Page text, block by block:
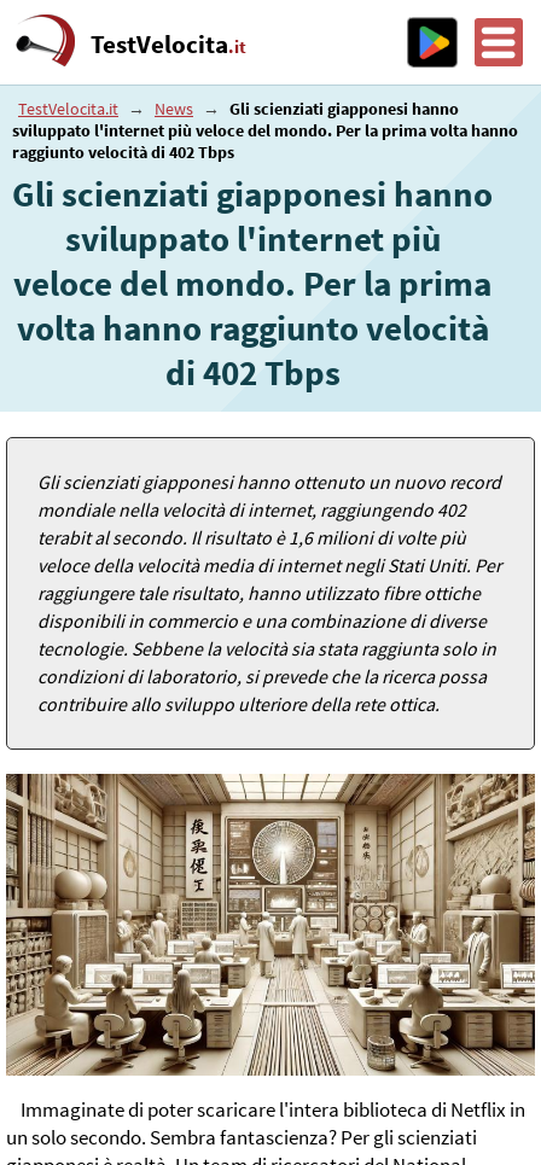
TestVelocita.it
TestVelocita.it → News →
Gli scienziati giapponesi hanno
sviluppato l'internet più veloce del mondo. Per la prima volta hanno
raggiunto velocità di 402 Tbps
Gli scienziati giapponesi hanno
sviluppato l'internet più
veloce del mondo. Per la prima
volta hanno raggiunto velocità
di 402 Tbps
Gli scienziati giapponesi hanno ottenuto un nuovo record
mondiale nella velocità di internet, raggiungendo 402
terabit al secondo. Il risultato è 1,6 milioni di volte più
veloce della velocità media di internet negli Stati Uniti. Per
raggiungere tale risultato, hanno utilizzato fibre ottiche
disponibili in commercio e una combinazione di diverse
tecnologie. Sebbene la velocità sia stata raggiunta solo in
condizioni di laboratorio, si prevede che la ricerca possa
contribuire allo sviluppo ulteriore della rete ottica.
Immaginate di poter scaricare l'intera biblioteca di Netflix in
un solo secondo. Sembra fantascienza? Per gli scienziati